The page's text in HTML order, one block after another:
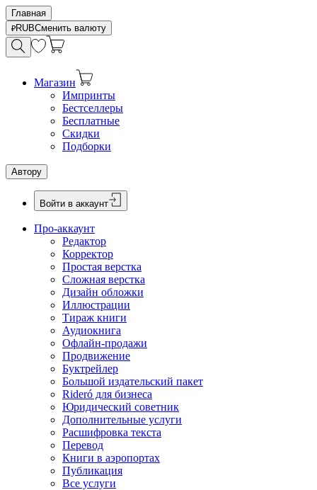
Главная
RUBСменить валюту
Магазин
Импринты
Бестселлеры
Бесплатные
Скидки
Подборки
Автору
Войти в аккаунт
Про-аккаунт
Редактор
Корректор
Простая верстка
Сложная верстка
Дизайн обложки
Иллюстрации
Тираж книги
Аудиокнига
Офлайн-продажи
Продвижение
Буктрейлер
Большой издательский пакет
Rideró для бизнеса
Юридический советник
Дополнительные услуги
Расшифровка текста
Перевод
Книги в аэропортах
Публикация
Все услуги